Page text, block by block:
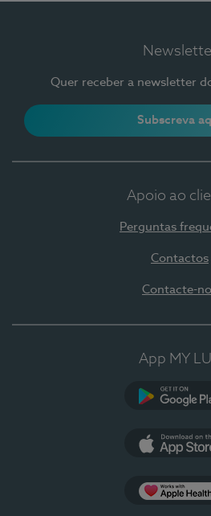
Quer receber a newsletter
Subscreva
Apoio ao
Perguntas
Contactos
Contacte-
App MY